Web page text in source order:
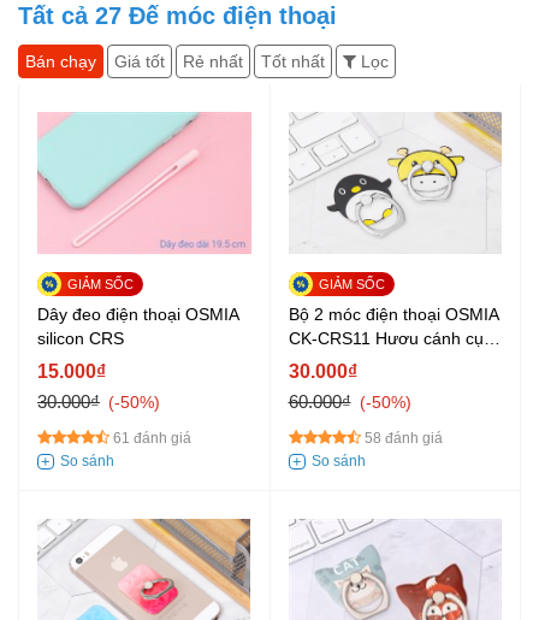
Tất cả 27 Đế móc điện thoại
Bán chạy Giá tốt Rẻ nhất Tốt nhất Lọc
Dây đeo điện thoại OSMIA
silicon CRS
15.000₫
30.000₫
-50%
61 đánh giá
Bộ 2 móc điện thoại OSMIA
CK-CRS11 Hươu cánh cụt
vàng
30.000₫
60.000₫
-50%
58 đánh giá